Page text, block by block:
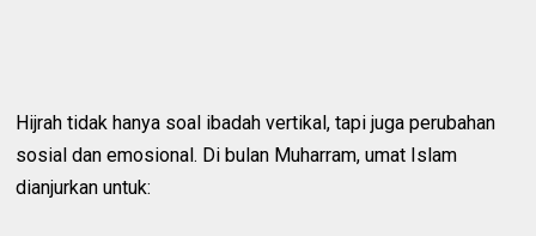
Hijrah tidak hanya soal ibadah vertikal, tapi juga perubahan
sosial dan emosional. Di bulan Muharram, umat Islam
dianjurkan untuk: